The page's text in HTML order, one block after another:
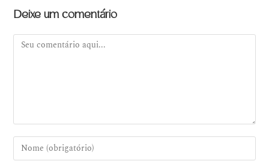
Deixe um comentário